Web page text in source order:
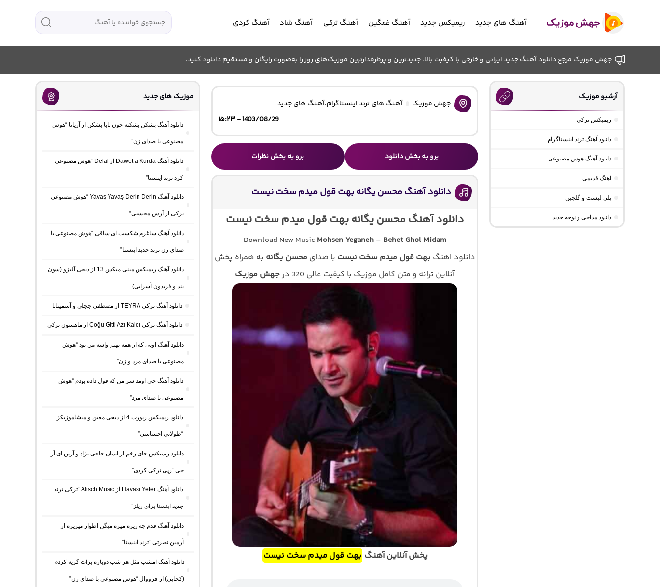
آهنگ های جدید ریمیکس جدید آهنگ غمگین آهنگ ترکی آهنگ شاد آهنگ کردی
جهش موزیک مرجع دانلود آهنگ جدید ایرانی و خارجی با کیفیت بالا. جدیدترین و پرطرفدارترین موزیک‌های روز را به‌صورت رایگان و مستقیم دانلود کنید.
جهش موزیک آهنگ های ترند اینستاگرام،آهنگ های جدید
1403/08/29 - ۱۵:۲۳
برو به بخش دانلود برو به بخش نظرات
دانلود آهنگ محسن یگانه بهت قول میدم سخت نیست
دانلود آهنگ محسن یگانه بهت قول میدم سخت نیست
Download New Music Mohsen Yeganeh– Behet Ghol Midam
دانلود اهنگ بهت قول میدم سخت نیست با صدایمحسن یگانه به همراه پخش
آنلاین ترانه و متن کامل موزیک با کیفیت عالی 320 در
جهش موزیک
پخش آنلاین آهنگ بهت قول میدم سخت نیست
آرشیو موزیک
ریمیکس ترکی
دانلود آهنگ ترند اینستاگرام
دانلود آهنگ هوش مصنوعی
اهنگ قدیمی
پلی لیست و گلچین
دانلود مداحی و نوحه جدید
موزیک های جدید
دانلود آهنگ بشکن بشکنه جون بابا بشکن از آریانا “هوش
مصنوعی با صدای زن”
دانلود آهنگ Dawet a Kurda از Delal “هوش مصنوعی
کرد ترند اینستا”
دانلود آهنگ Yavaş Yavaş Derin Derin “هوش مصنوعی
ترکی از آرش محسنی”
دانلود آهنگ ساغرم شکست ای ساقی “هوش مصنوعی با
صدای زن ترند جدید اینستا”
دانلود آهنگ ریمیکس مینی میکس 13 از دیجی آلیزو (سون
بند و فریدون آسرایی)
دانلود آهنگ ترکی TEYRA از مصطفی ججلی و آسمیناتا
دانلود آهنگ ترکی Çoğu Gitti Azı Kaldı از ماهسون ترکی
دانلود آهنگ اونی که از همه بهتر واسه من بود “هوش
مصنوعی با صدای مرد و زن”
دانلود آهنگ چی اومد سر من که قول داده بودم “هوش
مصنوعی با صدای مرد”
دانلود ریمیکس ریورب 4 از دیجی معین و میشاموزیکز
“طولانی احساسی”
دانلود ریمیکس جای زخم از ایمان حاجی نژاد و آرین ای آر
جی “رپی ترکی کردی”
دانلود آهنگ Havası Yeter از Alisch Music “ترکی ترند
جدید اینستا برای ریلز”
دانلود آهنگ ﻗﺪم ﭼﻪ رﻳﺰه ﻣﻴﺰه ﻣﻴﮕﻦ اﻃﻮار ﻣﻴﺮﻳﺰه از
آرمین نصرتی “ترند اینستا”
دانلود آهنگ امشب مثل هر شب دوباره برات گریه کردم
(کجایی) از فرووال “هوش مصنوعی با صدای زن”